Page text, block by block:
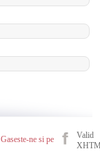
Gaseste-ne si pe
Valid